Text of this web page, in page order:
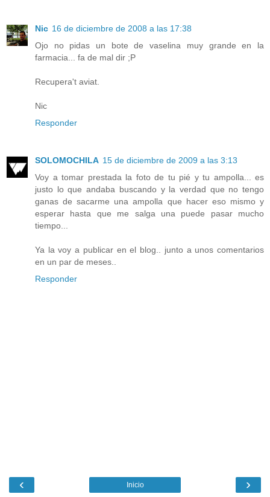
Nic 16 de diciembre de 2008 a las 17:38
Ojo no pidas un bote de vaselina muy grande en la
farmacia... fa de mal dir ;P
Recupera't aviat.
Nic
Responder
SOLOMOCHILA 15 de diciembre de 2009 a las 3:13
Voy a tomar prestada la foto de tu pié y tu ampolla... es
justo lo que andaba buscando y la verdad que no tengo
ganas de sacarme una ampolla que hacer eso mismo y
esperar hasta que me salga una puede pasar mucho
tiempo...
Ya la voy a publicar en el blog.. junto a unos comentarios
en un par de meses..
Responder
‹ ›
Inicio